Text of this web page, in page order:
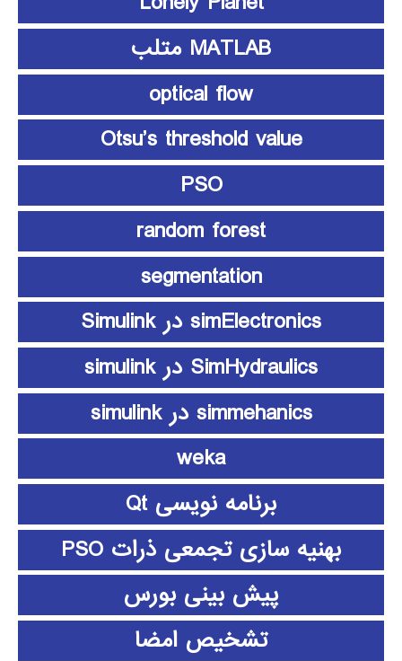
MATLAB متلب
optical flow
Otsu’s threshold value
PSO
random forest
segmentation
simElectronics در Simulink
SimHydraulics در simulink
simmehanics در simulink
weka
برنامه نویسی Qt
بهنیه سازی تجمعی ذرات PSO
پیش بینی بورس
تشخیص امضا